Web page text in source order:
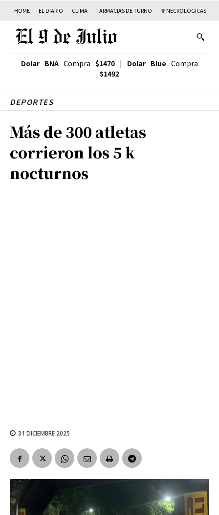
HOME EL DIARIO CLIMA FARMACIAS DE TURNO ✟ NECROLÓGICAS
Dolar BNA Compra $1470 | Dolar Blue Compra
$1492
DEPORTES
Más de 300 atletas
corrieron los 5 k
nocturnos
31 DICIEMBRE 2025